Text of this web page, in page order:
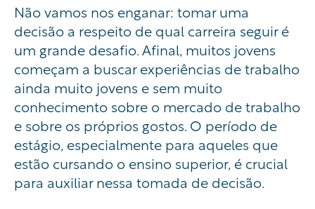
Não vamos nos enganar: tomar uma
decisão a respeito de qual carreira seguir é
um grande desafio. Afinal, muitos jovens
começam a buscar experiências de trabalho
ainda muito jovens e sem muito
conhecimento sobre o mercado de trabalho
e sobre os próprios gostos. O período de
estágio, especialmente para aqueles que
estão cursando o ensino superior, é crucial
para auxiliar nessa tomada de decisão.